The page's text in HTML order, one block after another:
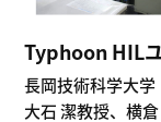
Typhoon HIL
長岡技術科学大学
大石 潔教授、横